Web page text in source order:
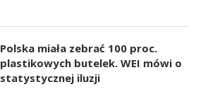
Polska miała zebrać 100 proc.
plastikowych butelek. WEI mówi o
statystycznej iluzji